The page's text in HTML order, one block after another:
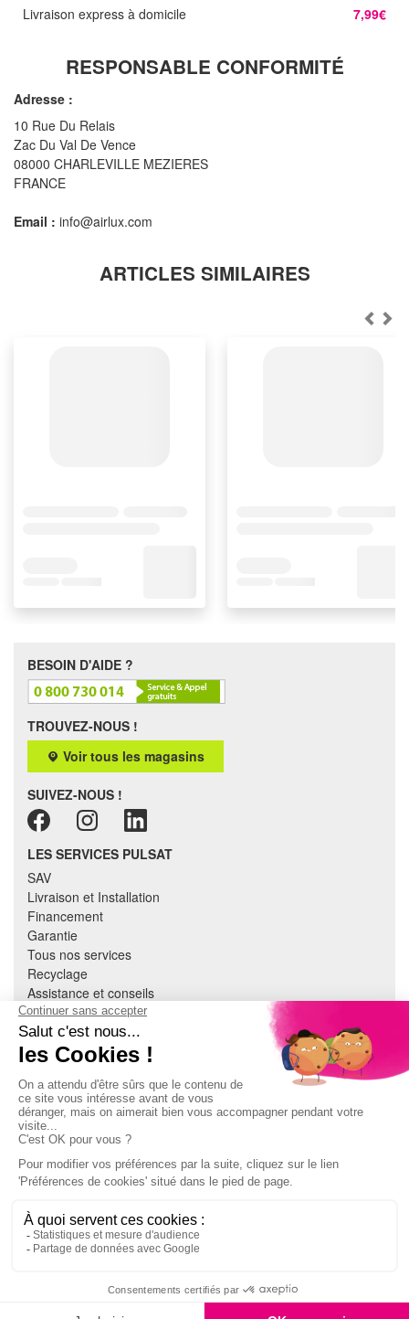
319,99€
Livraison express à domicile 7,99€
RESPONSABLE CONFORMITÉ
Adresse :
10 Rue Du Relais
Zac Du Val De Vence
08000 CHARLEVILLE MEZIERES
FRANCE
Email : info@airlux.com
ARTICLES SIMILAIRES
BESOIN D'AIDE ?
TROUVEZ-NOUS !
Voir tous les magasins
SUIVEZ-NOUS !
LES SERVICES PULSAT
SAV
Livraison et Installation
Financement
Garantie
Tous nos services
Recyclage
Assistance et conseils
Cuisine équipée
Literie
Nous contacter
À PROPOS
CGV
Mentions légales
Données personnelles
Devenir adhérent
EN SAVOIR PLUS
Indice de réparabilité
Accès extranet Pulsat
Jeux concours
E-réservation